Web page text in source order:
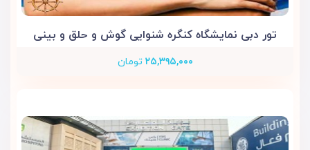
تور دبی نمایشگاه کنگره شنوایی گوش و حلق و بینی
۲۵,۳۹۵,۰۰۰ تومان